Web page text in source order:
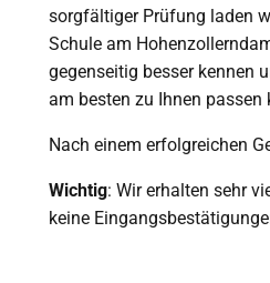
sorgfältiger Prüfung laden
Schule am
gegenseitig besser kennen
am besten zu Ihnen passen
Nach einem erfolgreichen
Wichtig: Wir erhalten sehr
keine